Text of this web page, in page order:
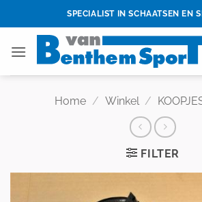
to
SPECIALIST IN SCHAATSEN EN
Home / Winkel /
FILTER